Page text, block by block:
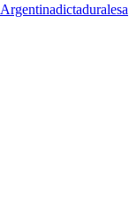
Argentinadictaduralesa